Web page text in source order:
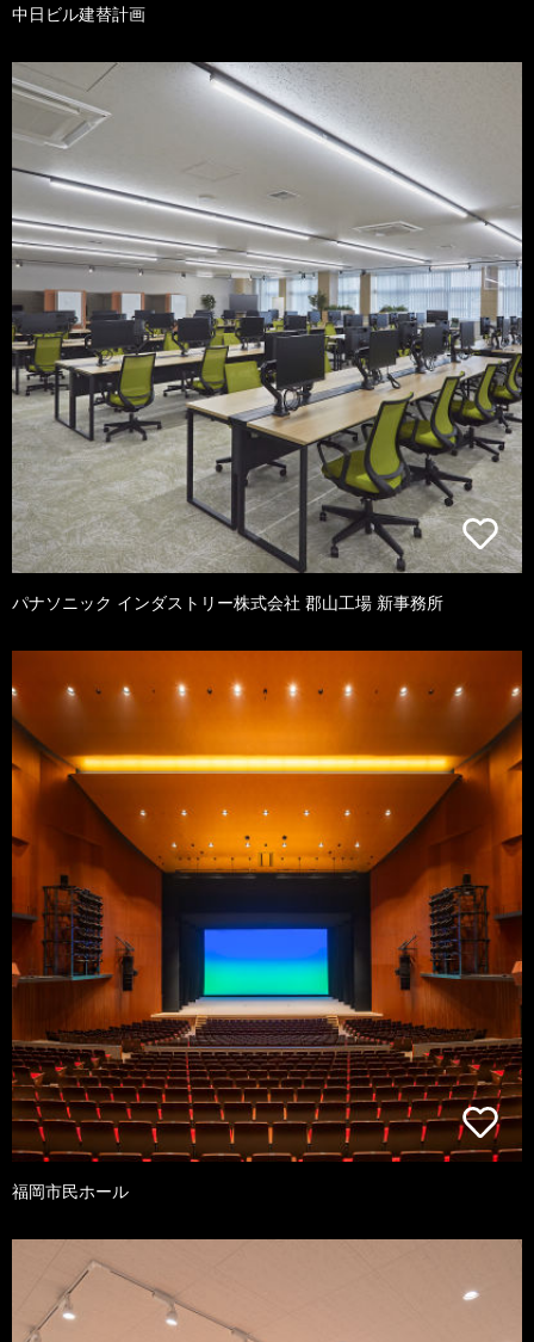
中日ビル建替計画
パナソニック インダストリー株式会社 郡山工場 新事務所
福岡市民ホール